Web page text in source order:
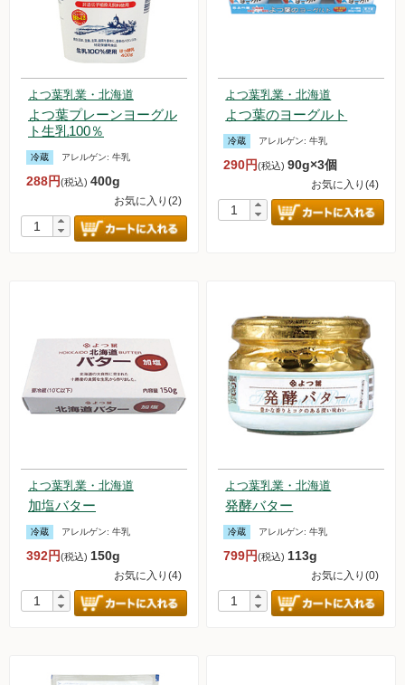
よつ葉乳業・北海道
よつ葉プレーンヨーグル
ト生乳100％
冷蔵 アレルゲン: 牛乳
288円(税込) 400g
お気に入り(2)
よつ葉乳業・北海道
よつ葉のヨーグルト
冷蔵 アレルゲン:牛乳
290円(税込)90g×3個
お気に入り(4)
よつ葉乳業・北海道
加塩バター
冷蔵 アレルゲン: 牛乳
392円(税込) 150g
お気に入り(4)
よつ葉乳業・北海道
発酵バター
冷蔵 アレルゲン:牛乳
799円(税込) 113g
お気に入り(0)